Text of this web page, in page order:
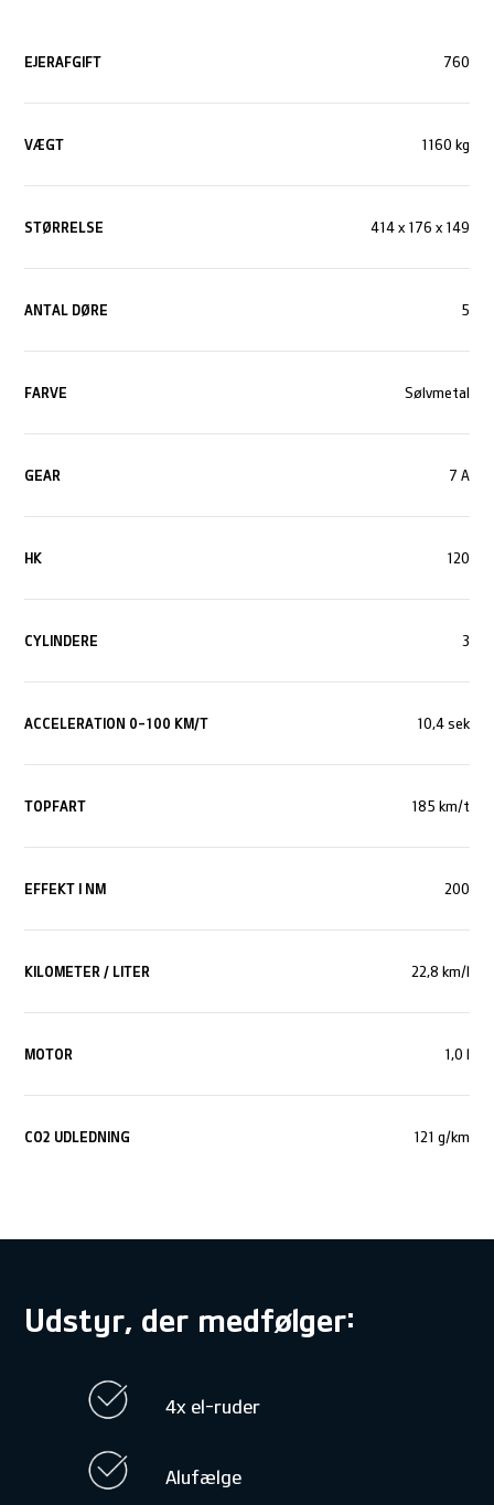
EJERAFGIFT 760
VÆGT 1160 kg
STØRRELSE 414 x 176 x 149
ANTAL DØRE 5
FARVE Sølvmetal
GEAR 7 A
HK 120
CYLINDERE 3
ACCELERATION 0-100 KM/T 10,4 sek
TOPFART 185 km/t
EFFEKT I NM 200
KILOMETER / LITER 22,8 km/l
MOTOR 1,0 l
CO2 UDLEDNING 121 g/km
Udstyr, der medfølger:
4x el-ruder
Alufælge